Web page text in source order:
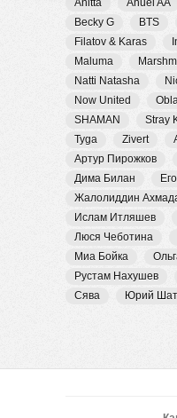
Anitta Anuel AA
Becky G
BTS
Filatov & Karas
Maluma
Natti Natasha
Now United
SHAMAN
Stray
Tyga
Zivert
Артур Пирожков
Дима Билан
Жалолиддин
Ислам Итляшев
Люся Чеботина
Миа Бойка
Рустам Нахушев
Сява
Юрий